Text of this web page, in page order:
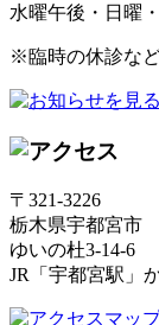
水曜午後・日曜
※臨時の休診な
〒321-3226
栃木県宇都宮市
ゆいの杜3-14-6
JR「宇都宮駅」